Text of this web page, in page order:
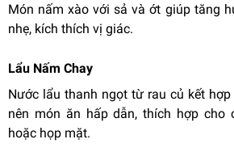
Món nấm xào với sả và ớt giúp tăng
nhẹ, kích thích vị giác.
Lẩu Nấm Chay
Nước lẩu thanh ngọt từ rau củ kết
nên món ăn hấp dẫn, thích hợp cho
hoặc họp mặt.